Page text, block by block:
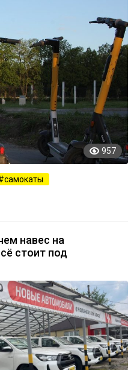
957
самокаты
навес на
стоит под